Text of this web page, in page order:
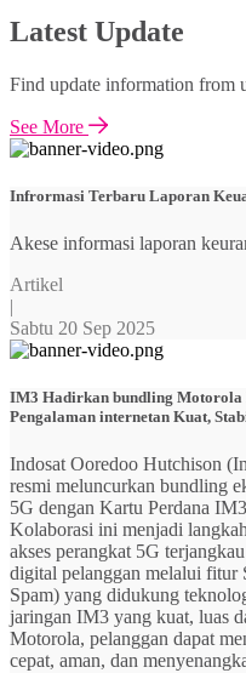
Latest Update
Find update information from
See More
Infrormasi Terbaru Laporan
Akese informasi laporan
Artikel
|
Sabtu 20 Sep 2025
IM3 Hadirkan bundling Motorola
Pengalaman internetan Kuat,
Indosat Ooredoo Hutchison
resmi meluncurkan bundling
5G dengan Kartu Perdana
Kolaborasi ini menjadi
akses perangkat 5G
digital pelanggan melalui fitur
Spam) yang didukung
jaringan IM3 yang kuat, luas
Motorola, pelanggan dapat
cepat, aman, dan